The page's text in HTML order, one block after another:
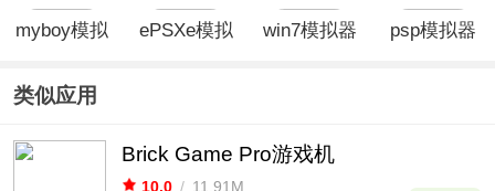
myboy模拟
ePSXe模拟
win7模拟器
psp模拟器
类似应用
Brick Game Pro游戏机
10.0 / 11.91M